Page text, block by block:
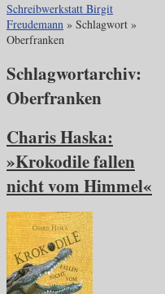
Schreibwerkstatt Birgit
Freudemann » Schlagwort »
Oberfranken
Schlagwortarchiv:
Oberfranken
Charis Haska:
»Krokodile fallen
nicht vom Himmel«